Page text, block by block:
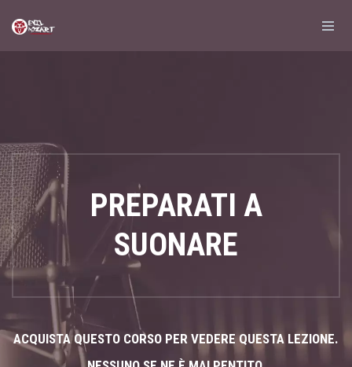
PREPARATI A
SUONARE
ACQUISTA QUESTO CORSO PER VEDERE QUESTA LEZIONE.